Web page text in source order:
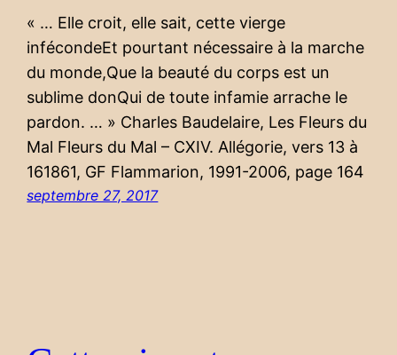
« … Elle croit, elle sait, cette vierge
infécondeEt pourtant nécessaire à la marche
du monde,Que la beauté du corps est un
sublime donQui de toute infamie arrache le
pardon. … » Charles Baudelaire, Les Fleurs du
Mal Fleurs du Mal – CXIV. Allégorie, vers 13 à
161861, GF Flammarion, 1991-2006, page 164
septembre 27, 2017